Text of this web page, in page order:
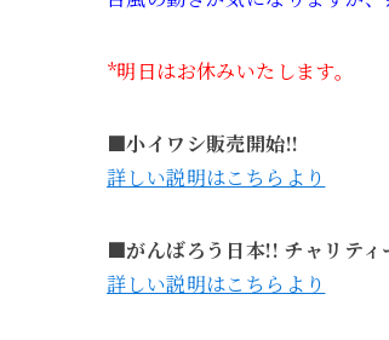
*明日はお休みいたします。
■小イワシ販売開始!!
詳しい説明はこちらより
■がんばろう日本!! チャリテ
詳しい説明はこちらより